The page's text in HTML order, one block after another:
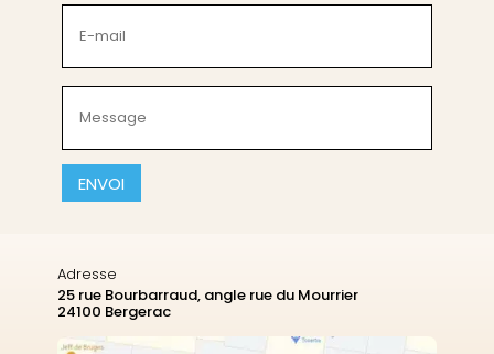
(Nécessaire)
mail
(Nécessaire)
(Nécessaire)
CAPTCHA
Adresse
25 rue Bourbarraud, angle rue du Mourrier
24100 Bergerac